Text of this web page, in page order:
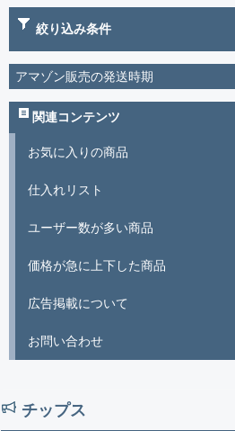
絞り込み条件
アマゾン販売の発送時期
関連コンテンツ
お気に入りの商品
仕入れリスト
ユーザー数が多い商品
価格が急に上下した商品
広告掲載について
お問い合わせ
チップス